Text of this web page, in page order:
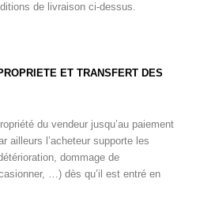
de livraison ci-dessus.
ET TRANSFERT DES
du vendeur jusqu’au paiement
ailleurs l’acheteur supporte les
dommage de
…) dès qu’il est entré en